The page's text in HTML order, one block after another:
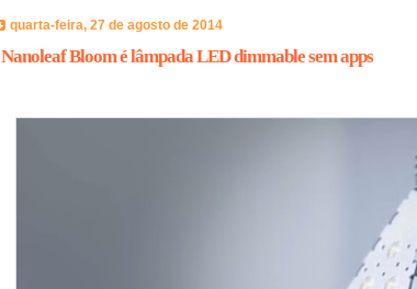
quarta-feira, 27 de agosto de 2014
Nanoleaf Bloom é lâmpada LED dimmable sem apps